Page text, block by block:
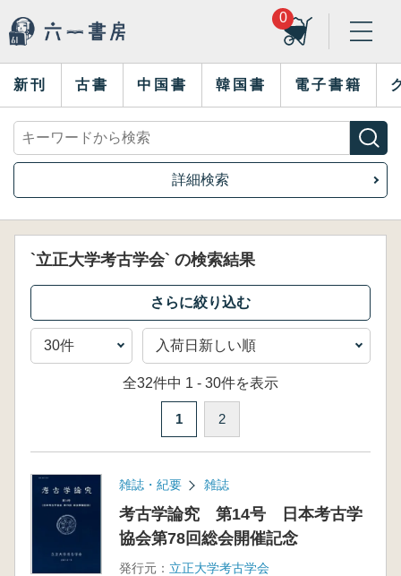
0
新刊 古書 中国書 韓国書 電子書籍
詳細検索
`立正大学考古学会` の検索結果
全32件中 1 - 30件を表示
1 2
雑誌・紀要 雑誌
考古学論究 第14号 日本考古学
協会第78回総会開催記念
発行元： 立正大学考古学会